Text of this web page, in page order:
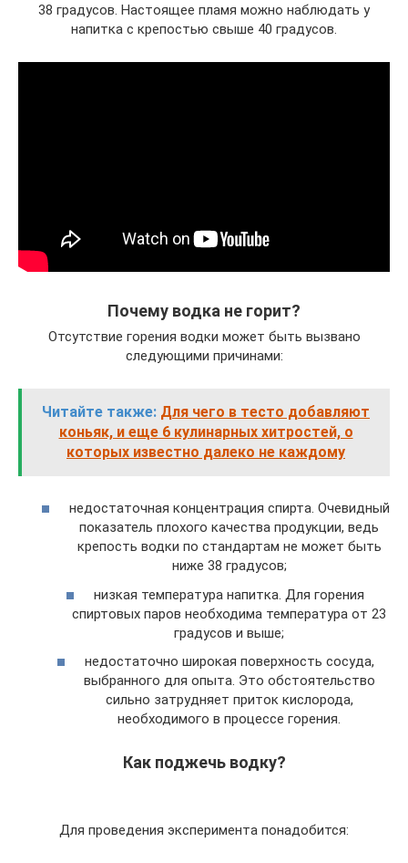
38 градусов. Настоящее пламя можно наблюдать у
напитка с крепостью свыше 40 градусов.
Почему водка не горит?
Отсутствие горения водки может быть вызвано
следующими причинами:
Читайте также: Для чего в тесто добавляют
коньяк, и еще 6 кулинарных хитростей, о
которых известно далеко не каждому
недостаточная концентрация спирта. Очевидный
показатель плохого качества продукции, ведь
крепость водки по стандартам не может быть
ниже 38 градусов;
низкая температура напитка. Для горения
спиртовых паров необходима температура от 23
градусов и выше;
недостаточно широкая поверхность сосуда,
выбранного для опыта. Это обстоятельство
сильно затрудняет приток кислорода,
необходимого в процессе горения.
Как поджечь водку?
Для проведения эксперимента понадобится: